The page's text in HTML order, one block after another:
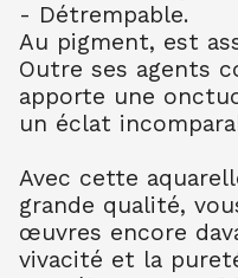
BLEU OUTR
8.80 € TTC
BLEU
7.90€ TTC
TURQU
8.80€ TTC
- Détrempable.
Au pigment, est
Outre ses agents
apporte une
un éclat
Avec cette
grande qualité,
œuvres encore
vivacité et la